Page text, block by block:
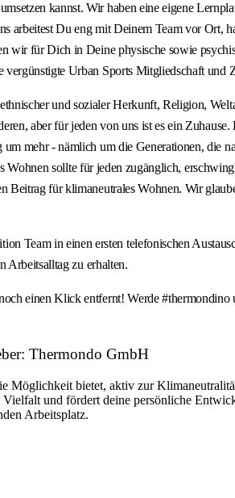
kannst. Wir haben eine eigene
Du eng mit Deinem Team vor Ort,
für Dich in Deine physische sowie
Urban Sports Mitgliedschaft
und sozialer Herkunft, Religion,
aber für jeden von uns ist es ein
mehr - nämlich um die Generationen, die
sollte für jeden zugänglich,
Beitrag für klimaneutrales Wohnen. Wir
Team in einen ersten telefonischen
Arbeitsalltag zu erhalten.
einen Klick entfernt! Werde
Thermondo GmbH
Möglichkeit bietet, aktiv zur
und fördert deine persönliche
Arbeitsplatz.